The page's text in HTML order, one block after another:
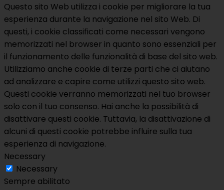
Questo sito Web utilizza i cookie per migliorare la tua
esperienza durante la navigazione nel sito Web. Di
questi, i cookie classificati come necessari vengono
memorizzati nel browser in quanto sono essenziali per
il funzionamento delle funzionalità di base del sito web.
Utilizziamo anche cookie di terze parti che ci aiutano
ad analizzare e capire come utilizzi questo sito web.
Questi cookie verranno memorizzati nel tuo browser
solo con il tuo consenso. Hai anche la possibilità di
disattivare questi cookie. Tuttavia, la disattivazione di
alcuni di questi cookie potrebbe influire sulla tua
esperienza di navigazione.
Necessary
Necessary
Sempre abilitato